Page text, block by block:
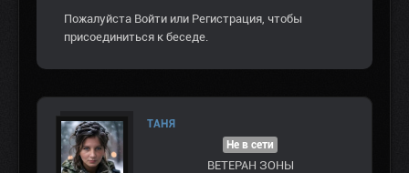
Пожалуйста Войти или Регистрация , чтобы
присоединиться к беседе.
ТАНЯ
Не в сети
ВЕТЕРАН ЗOНЫ